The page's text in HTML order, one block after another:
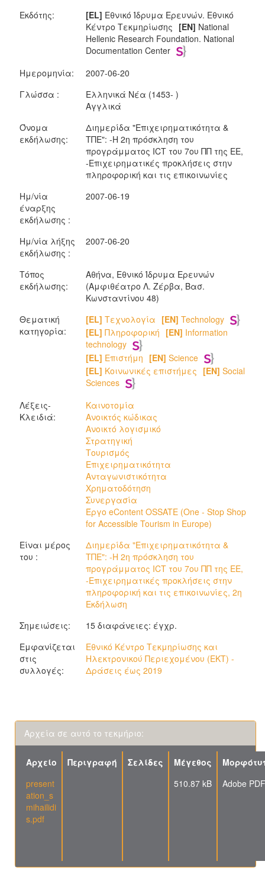
Εκδότης:
[EL] Εθνικό Ίδρυμα Ερευνών. Εθνικό
Κέντρο Τεκμηρίωσης [EN] National
Hellenic Research Foundation. National
Documentation Center
Ημερομηνία:
2007-06-20
Γλώσσα :
Ελληνικά Νέα (1453- )
Αγγλικά
Όνομα
εκδήλωσης:
Διημερίδα "Επιχειρηματικότητα &
ΤΠΕ": -Η 2η πρόσκληση του
προγράμματος ICT του 7ου ΠΠ της ΕΕ,
-Επιχειρηματικές προκλήσεις στην
πληροφορική και τις επικοινωνίες
Ημ/νία
έναρξης
εκδήλωσης :
2007-06-19
Ημ/νία λήξης
εκδήλωσης :
2007-06-20
Τόπος
εκδήλωσης:
Αθήνα, Εθνικό Ίδρυμα Ερευνών
(Αμφιθέατρο Λ. Ζέρβα, Bασ.
Κωνσταντίνου 48)
Θεματική
κατηγορία:
[EL] Τεχνολογία [EN] Technology
[EL] Πληροφορική [EN] Information
technology
[EL] Επιστήμη [EN] Science
[EL] Κοινωνικές επιστήμες [EN] Social
Sciences
Λέξεις-
Κλειδιά:
Καινοτομία
Ανοικτός κώδικας
Ανοικτό λογισμικό
Στρατηγική
Τουρισμός
Επιχειρηματικότητα
Ανταγωνιστικότητα
Χρηματοδότηση
Συνεργασία
Έργο eContent OSSATE (One - Stop Shop
for Accessible Tourism in Europe)
Είναι μέρος
του :
Διημερίδα "Επιχειρηματικότητα &
ΤΠΕ": -Η 2η πρόσκληση του
προγράμματος ICT του 7ου ΠΠ της ΕΕ,
-Επιχειρηματικές προκλήσεις στην
πληροφορική και τις επικοινωνίες, 2η
Εκδήλωση
Σημειώσεις:
15 διαφάνειες: έγχρ.
Εμφανίζεται
στις
συλλογές:
Εθνικό Κέντρο Τεκμηρίωσης και
Ηλεκτρονικού Περιεχομένου (ΕΚΤ) -
Δράσεις έως 2019
Αρχεία σε αυτό το τεκμήριο:
Αρχείο Περιγραφή Σελίδες Μέγεθος
present
ation_s
mihailidi
s.pdf
510.87 kB Adobe PDF